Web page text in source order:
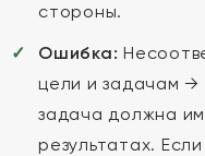
стороны.
Ошибка:
цели и задачам →
задача должна
результатах.